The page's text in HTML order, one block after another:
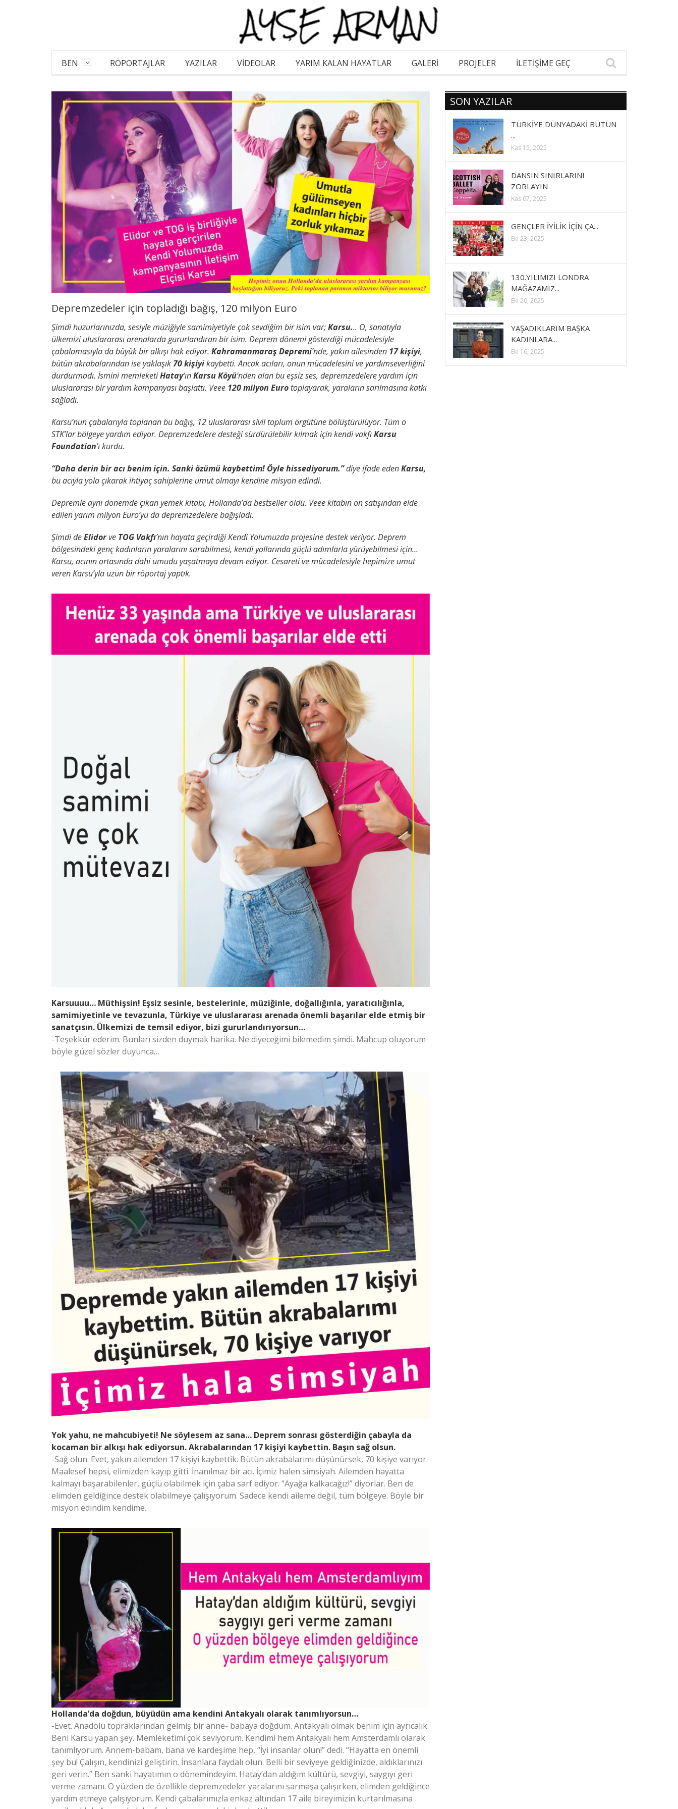
BEN RÖPORTAJLAR YAZILAR VİDEOLAR YARIM KALAN HAYATLAR GALERI PROJELER İLETİŞİME GEÇ
Depremzedeler için topladığı bağış, 120 milyon Euro
Şimdi huzurlarınızda, sesiyle müziğiyle samimiyetiyle çok sevdiğim bir isim var;Karsu... O, sanatıyla
ülkemizi uluslararası arenalarda gururlandıran bir isim. Deprem dönemi gösterdiği mücadelesiyle
çabalamasıyla da büyük bir alkışı hak ediyor. Kahramanmaraş Depremi’nde, yakın ailesinden 17 kişiyi,
bütün akrabalarından ise yaklaşık70 kişiyikaybetti. Ancak acıları, onun mücadelesini ve yardımseverliğini
durdurmadı. İsmini memleketiHatay‘ınKarsu Köyü‘nden alan bu eşsiz ses, depremzedelere yardım için
uluslararası bir yardım kampanyası başlattı. Veee 120 milyon Euro toplayarak, yaraların sarılmasına katkı
sağladı.
Karsu’nun çabalarıyla toplanan bu bağış, 12 uluslararası sivil toplum örgütüne bölüştürülüyor. Tüm o
STK’lar bölgeye yardım ediyor. Depremzedelere desteği sürdürülebilir kılmak için kendi vakfıKarsu
Foundation’ı kurdu.
“Daha derin bir acı benim için. Sanki özümü kaybettim! Öyle hissediyorum.”diye ifade edenKarsu,
bu acıyla yola çıkarak ihtiyaç sahiplerine umut olmayı kendine misyon edindi.
Depremle aynı dönemde çıkan yemek kitabı, Hollanda’da bestseller oldu. Veee kitabın ön satışından elde
edilen yarım milyon Euro’yu da depremzedelere bağışladı.
Şimdi deElidorve TOG Vakfı’nın hayata geçirdiği Kendi Yolumuzda projesine destek veriyor. Deprem
bölgesindeki genç kadınların yaralarını sarabilmesi, kendi yollarında güçlü adımlarla yürüyebilmesi için…
Karsu, acının ortasında dahi umudu yaşatmaya devam ediyor. Cesareti ve mücadelesiyle hepimize umut
veren Karsu’yla uzun bir röportaj yaptık.
Karsuuuu… Müthişsin! Eşsiz sesinle, bestelerinle, müziğinle, doğallığınla, yaratıcılığınla,
samimiyetinle ve tevazunla, Türkiye ve uluslararası arenada önemli başarılar elde etmiş bir
sanatçısın. Ülkemizi de temsil ediyor, bizi gururlandırıyorsun…
-Teşekkür ederim. Bunları sizden duymak harika. Ne diyeceğimi bilemedim şimdi. Mahcup oluyorum
böyle güzel sözler duyunca…
Yok yahu, ne mahcubiyeti! Ne söylesem az sana… Deprem sonrası gösterdiğin çabayla da
kocaman bir alkışı hak ediyorsun. Akrabalarından 17 kişiyi kaybettin. Başın sağ olsun.
-Sağ olun. Evet, yakın ailemden 17 kişiyi kaybettik. Bütün akrabalarımı düşünürsek, 70 kişiye varıyor.
Maalesef hepsi, elimizden kayıp gitti. İnanılmaz bir acı. İçimiz halen simsiyah. Ailemden hayatta
kalmayı başarabilenler, güçlü olabilmek için çaba sarf ediyor. “Ayağa kalkacağız!” diyorlar. Ben de
elimden geldiğince destek olabilmeye çalışıyorum. Sadece kendi aileme değil, tüm bölgeye. Böyle bir
misyon edindim kendime.
Hollanda’da doğdun, büyüdün ama kendini Antakyalı olarak tanımlıyorsun…
-Evet. Anadolu topraklarından gelmiş bir anne- babaya doğdum. Antakyalı olmak benim için ayrıcalık.
Beni Karsu yapan şey. Memleketimi çok seviyorum. Kendimi hem Antakyalı hem Amsterdamlı olarak
tanımlıyorum. Annem-babam, bana ve kardeşime hep, “İyi insanlar olun!” dedi. “Hayatta en önemli
şey bu! Çalışın, kendinizi geliştirin. İnsanlara faydalı olun. Belli bir seviyeye geldiğinizde, aldıklarınızı
geri verin.” Ben sanki hayatımın o dönemindeyim. Hatay’dan aldığım kültürü, sevgiyi, saygıyı geri
verme zamanı. O yüzden de özellikle depremzedeler yaralarını sarmaşa çalışırken, elimden geldiğince
yardım etmeye çalışıyorum. Kendi çabalarımızla enkaz altından 17 aile bireyimizin kurtarılmasına
SON YAZILAR
TÜRKİYE DÜNYADAKİ BÜTÜN
...
Kas 15, 2025
DANSIN SINIRLARINI
ZORLAYIN
Kas 07, 2025
GENÇLER İYİLİK İÇİN ÇA...
Eki 23, 2025
130.YILIMIZI LONDRA
MAĞAZAMIZ...
Eki 20, 2025
YAŞADIKLARIM BAŞKA
KADINLARA...
Eki 16, 2025